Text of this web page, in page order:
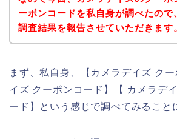
ーポンコードを私自身が調べたので
調査結果を報告させていただきます
まず、私自身、【カメラデイズ ク
イズ クーポンコード】【 カメラデ
ード】という感じで調べてみること